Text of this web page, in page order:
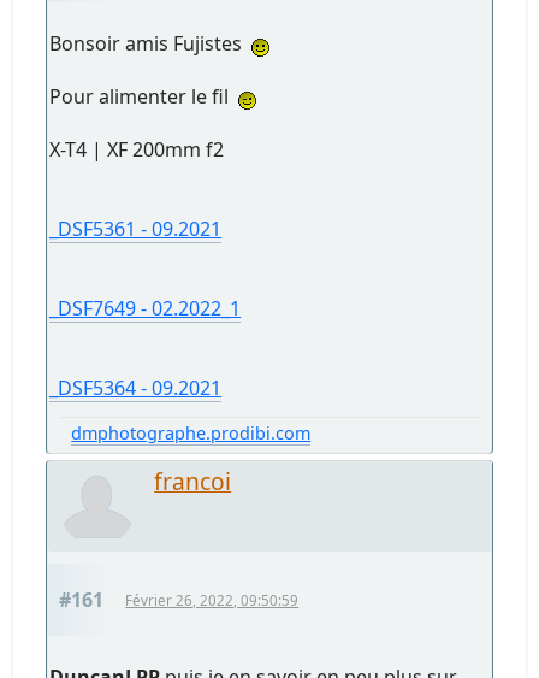
Bonsoir amis Fujistes
Pour alimenter le fil
X-T4 | XF 200mm f2
_DSF5361 - 09.2021
_DSF7649 - 02.2022_1
_DSF5364 - 09.2021
dmphotographe.prodibi.com
francoi
#161 Février 26, 2022, 09:50:59